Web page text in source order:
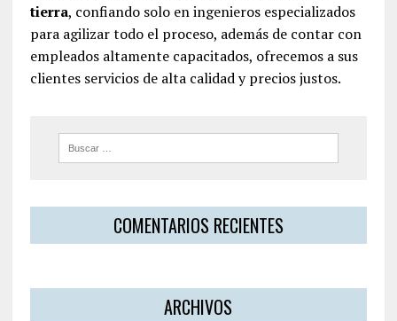
tierra, confiando solo en ingenieros especializados
para agilizar todo el proceso, además de contar con
empleados altamente capacitados, ofrecemos a sus
clientes servicios de alta calidad y precios justos.
COMENTARIOS RECIENTES
ARCHIVOS